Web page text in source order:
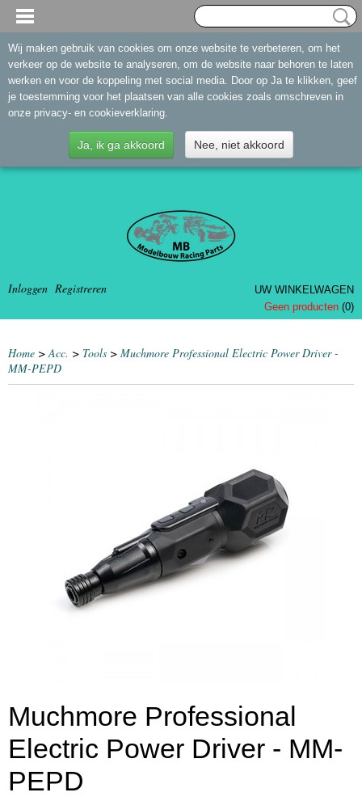
Inloggen Registreren
UW WINKELWAGEN
Geen producten (0)
Home >Acc. > Tools > Muchmore Professional Electric Power Driver -
MM-PEPD
Muchmore Professional
Electric Power Driver - MM-
PEPD
Wij maken gebruik van cookies om onze website te verbeteren, om het
verkeer op de website te analyseren, om de website naar behoren te laten
werken en voor de koppeling met social media. Door op Ja te klikken, geef
je toestemming voor het plaatsen van alle cookies zoals omschreven in
onze privacy- en cookieverklaring.
Ja, ik ga akkoord Nee, niet akkoord